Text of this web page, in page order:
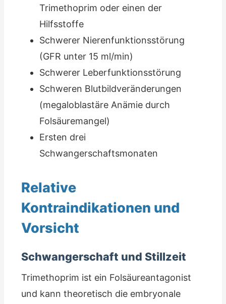
Trimethoprim oder einen der
Hilfsstoffe
Schwerer Nierenfunktionsstörung
(GFR unter 15 ml/min)
Schwerer Leberfunktionsstörung
Schweren Blutbildveränderungen
(megaloblastäre Anämie durch
Folsäuremangel)
Ersten drei
Schwangerschaftsmonaten
Relative
Kontraindikationen und
Vorsicht
Schwangerschaft und Stillzeit
Trimethoprim ist ein Folsäureantagonist
und kann theoretisch die embryonale